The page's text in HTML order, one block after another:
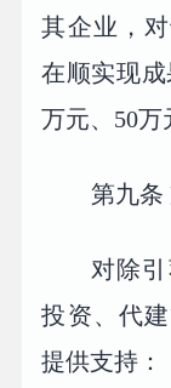
其企业，
在顺实现
万元、50万
第九条
对除
投资、代
提供支持：